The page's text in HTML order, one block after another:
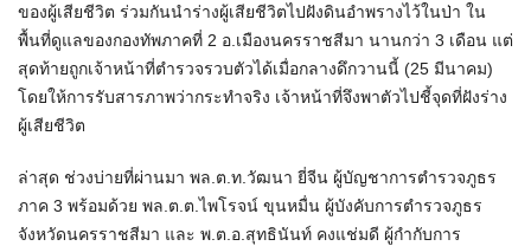
ของผู้เสียชีวิต ร่วมกันนำร่างผู้เสียชีวิตไปฝังดินอำพรางไว้ในป่า ใน
พื้นที่ดูแลของกองทัพภาคที่ 2 อ.เมืองนครราชสีมา นานกว่า 3 เดือน แต่
สุดท้ายถูกเจ้าหน้าที่ตำรวจรวบตัวได้เมื่อกลางดึกวานนี้ (25 มีนาคม)
โดยให้การรับสารภาพว่ากระทำจริง เจ้าหน้าที่จึงพาตัวไปชี้จุดที่ฝังร่าง
ผู้เสียชีวิต
ล่าสุด ช่วงบ่ายที่ผ่านมา พล.ต.ท.วัฒนา ยี่จีน ผู้บัญชาการตำรวจภูธร
ภาค 3 พร้อมด้วย พล.ต.ต.ไพโรจน์ ขุนหมื่น ผู้บังคับการตำรวจภูธร
จังหวัดนครราชสีมา และ พ.ต.อ.สุทธินันท์ คงแช่มดี ผู้กำกับการ